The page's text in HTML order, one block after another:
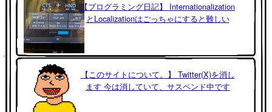
【プログラミング日記】 Internationalization
とLocalizationはごっちゃにすると難しい
【このサイトについて。】 Twitter(X)を消し
ます 今は消していて、サスペンド中です